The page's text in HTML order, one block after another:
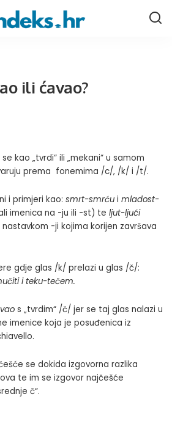
ili ćavao?
kao „tvrdi“ ili „mekani“ u samom
prema fonemima /c/, /k/ i /t/.
i primjeri kao: smrt-smrću i mladost-
imenica na -ju ili -st) te ljut-ljući
-ji kojima korijen završava
gdje glas /k/ prelazi u glas /č/:
i teku-tečem.
s „tvrdim“ /č/ jer se taj glas nalazi u
imenice koja je posuđenica iz
se dokida izgovorna razlika
te im se izgovor najčešće
č“.